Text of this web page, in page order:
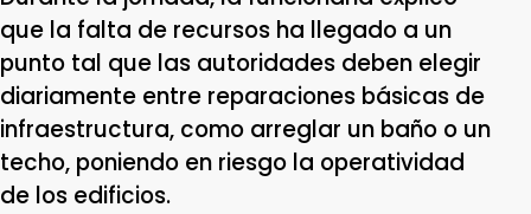
que la falta de recursos ha llegado a un
punto tal que las autoridades deben elegir
diariamente entre reparaciones básicas de
infraestructura, como arreglar un baño o un
techo, poniendo en riesgo la operatividad
de los edificios.